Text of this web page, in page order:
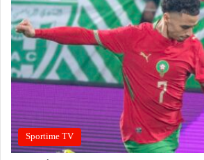
Sportime TV